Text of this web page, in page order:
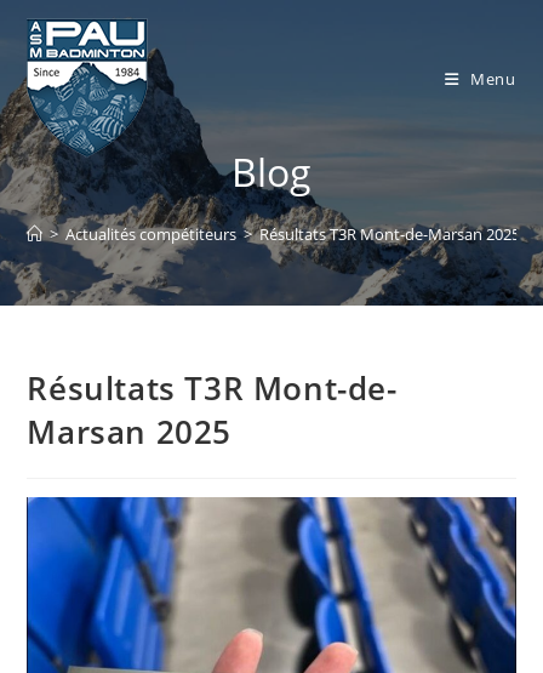
Skip
content
Menu
Blog
> Actualités compétiteurs > Résultats T3R Mont-de-Marsan 2025
Résultats T3R Mont-de-
Marsan 2025